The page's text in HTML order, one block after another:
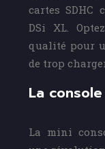
cartes SDHC
DSi XL.
qualité pour
de trop
La
La mini